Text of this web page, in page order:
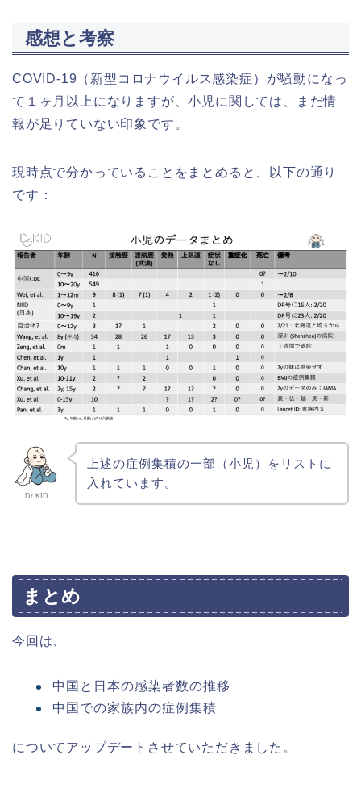
感想と考察
COVID-19（新型コロナウイルス感染症）が騒動になっ
て１ヶ月以上になりますが、小児に関しては、まだ情
報が足りていない印象です。
現時点で分かっていることをまとめると、以下の通り
です：
Dr.KID
上述の症例集積の一部（小児）をリストに
入れています。
まとめ
今回は、
中国と日本の感染者数の推移
中国での家族内の症例集積
についてアップデートさせていただきました。